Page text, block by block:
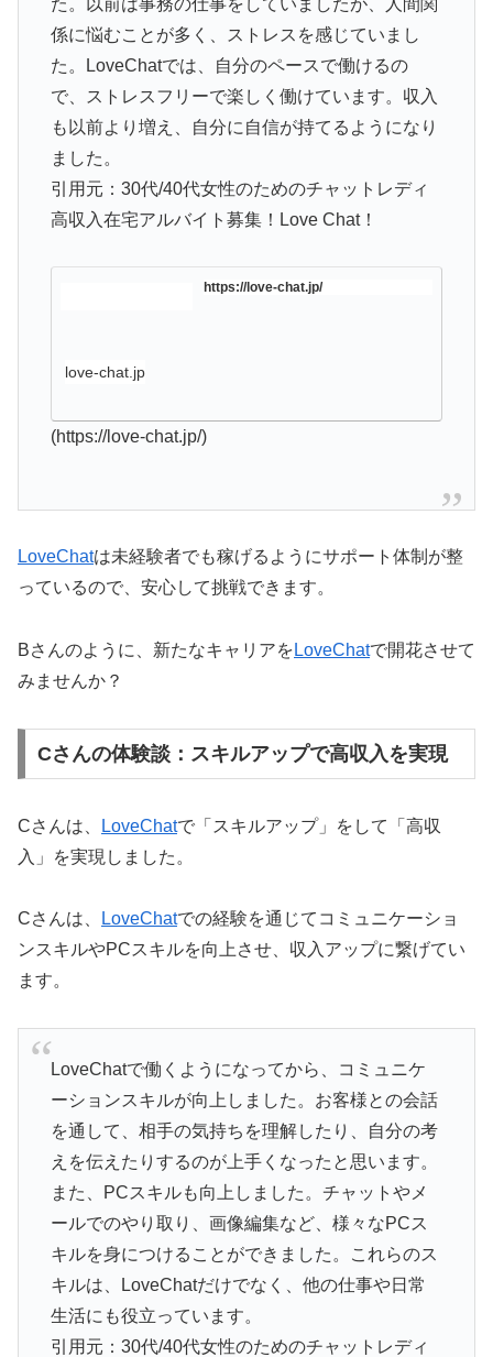
係に悩むことが多く、ストレスを感じていまし
た。LoveChatでは、自分のペースで働けるの
で、ストレスフリーで楽しく働けています。収入
も以前より増え、自分に自信が持てるようになり
ました。
引用元：30代/40代女性のためのチャットレディ
高収入在宅アルバイト募集！Love Chat！
https://love-chat.jp/
love-chat.jp
(https://love-chat.jp/)
LoveChatは未経験者でも稼げるようにサポート体制が整
っているので、安心して挑戦できます。
Bさんのように、新たなキャリアを LoveChatで開花させて
みませんか？
Cさんの体験談：スキルアップで高収入を実現
Cさんは、 LoveChatで「スキルアップ」をして「高収
入」を実現しました。
Cさんは、 LoveChatでの経験を通じてコミュニケーショ
ンスキルやPCスキルを向上させ、収入アップに繋げてい
ます。
LoveChatで働くようになってから、コミュニケ
ーションスキルが向上しました。お客様との会話
を通して、相手の気持ちを理解したり、自分の考
えを伝えたりするのが上手くなったと思います。
また、PCスキルも向上しました。チャットやメ
ールでのやり取り、画像編集など、様々なPCス
キルを身につけることができました。これらのス
キルは、LoveChatだけでなく、他の仕事や日常
生活にも役立っています。
引用元：30代/40代女性のためのチャットレディ